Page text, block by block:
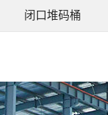
闭口堆码桶